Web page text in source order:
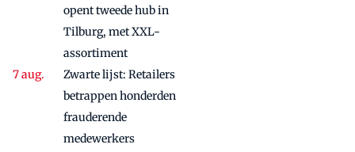
opent tweede hub in
Tilburg, met XXL-
assortiment
Zwarte lijst: Retailers
betrappen honderden
frauderende
medewerkers